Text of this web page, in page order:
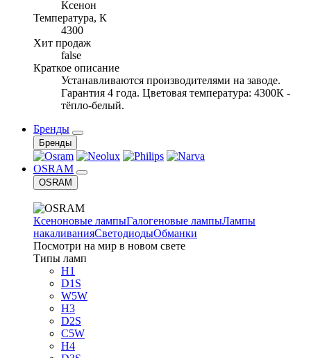
Ксенон
Температура, К
4300
Хит продаж
false
Краткое описание
Устанавливаются производителями на заводе.
Гарантия 4 года. Цветовая температура: 4300К -
тёпло-белый.
Бренды
Бренды
OSRAM
OSRAM
Ксеноновые лампыГалогеновые лампыЛампы
накаливанияСветодиодыОбманки
Посмотри на мир в новом свете
Типы ламп
H1
D1S
W5W
H3
D2S
C5W
H4